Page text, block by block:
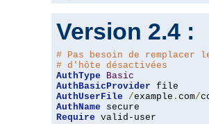
Version 2.4 :
# Pas besoin de remplacer
# d'hôte désactivées
AuthType
Basic
AuthBasicProvider
AuthUserFile
/example . com/
AuthName
Require valid-user